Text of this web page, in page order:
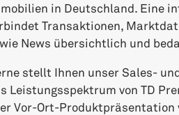
in Deutschland. Eine
Transaktionen,
News übersichtlich und
stellt Ihnen unser Sales-
Leistungsspektrum von TD
Vor-Ort-Produktpräsentation